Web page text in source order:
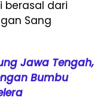
berasal dari
Sang
Jawa Tengah,
Bumbu